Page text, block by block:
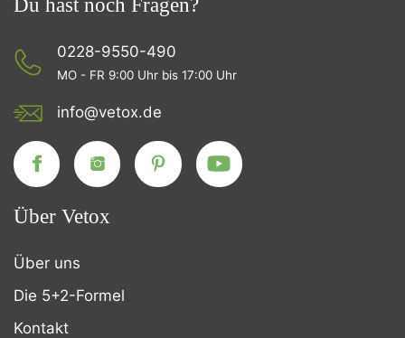
0228-9550-490
MO - FR 9:00 Uhr bis 17:00 Uhr
info@vetox.de
Über Vetox
Über uns
Die 5+2-Formel
Kontakt